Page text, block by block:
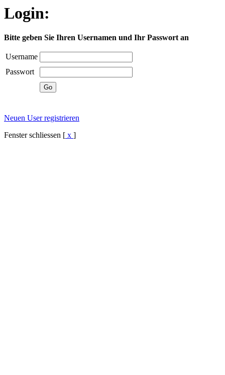
Login:
Bitte geben Sie Ihren Usernamen und Ihr Passwort an
Username
Passwort
Neuen User registrieren
Fenster schliessen [ x ]